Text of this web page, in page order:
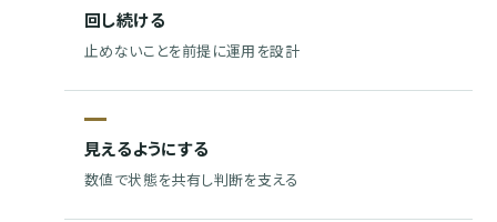
回し続ける
止めないことを前提に運用を設計
見えるようにする
数値で状態を共有し判断を支える